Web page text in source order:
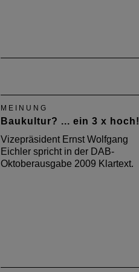
MEINUNG
Baukultur? ... ein 3 x hoch!
Vizepräsident Ernst Wolfgang
Eichler spricht in der DAB-
Oktoberausgabe 2009 Klartext.